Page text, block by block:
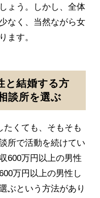
ょう。しかし、全体
なく、当然ながら女
ます。
と結婚する方
談所を選ぶ
たくても、そもそも
所で活動を続けてい
600万円以上の男性
万円以上の男性し
ぶという方法があり